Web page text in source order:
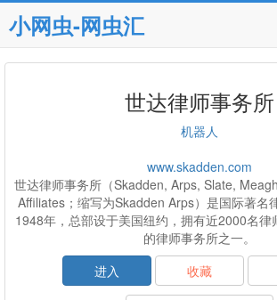
小网虫-网虫汇
世达律师事务所
机器人
www.skadden.com
世达律师事务所（Skadden, Arps, Slate,
Affiliates；缩写为Skadden Arps）是国际著名
1948年，总部设于美国纽约，拥有近2000名律
的律师事务所之一。
进入
收藏